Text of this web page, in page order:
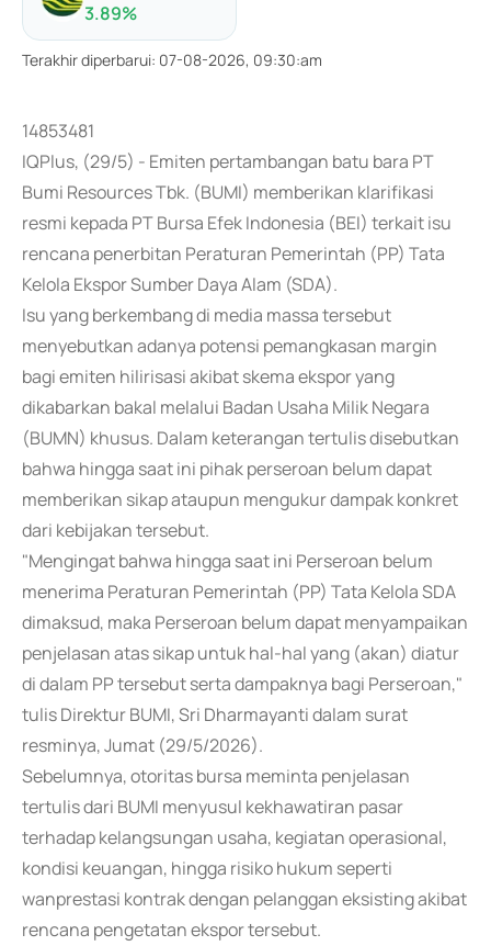
3.89%
Terakhir diperbarui: 07-08-2026, 09:30:am
14853481
IQPlus, (29/5) - Emiten pertambangan batu bara PT
Bumi Resources Tbk. (BUMI) memberikan klarifikasi
resmi kepada PT Bursa Efek Indonesia (BEI) terkait isu
rencana penerbitan Peraturan Pemerintah (PP) Tata
Kelola Ekspor Sumber Daya Alam (SDA).
Isu yang berkembang di media massa tersebut
menyebutkan adanya potensi pemangkasan margin
bagi emiten hilirisasi akibat skema ekspor yang
dikabarkan bakal melalui Badan Usaha Milik Negara
(BUMN) khusus. Dalam keterangan tertulis disebutkan
bahwa hingga saat ini pihak perseroan belum dapat
memberikan sikap ataupun mengukur dampak konkret
dari kebijakan tersebut.
"Mengingat bahwa hingga saat ini Perseroan belum
menerima Peraturan Pemerintah (PP) Tata Kelola SDA
dimaksud, maka Perseroan belum dapat menyampaikan
penjelasan atas sikap untuk hal-hal yang (akan) diatur
di dalam PP tersebut serta dampaknya bagi Perseroan,"
tulis Direktur BUMI, Sri Dharmayanti dalam surat
resminya, Jumat (29/5/2026).
Sebelumnya, otoritas bursa meminta penjelasan
tertulis dari BUMI menyusul kekhawatiran pasar
terhadap kelangsungan usaha, kegiatan operasional,
kondisi keuangan, hingga risiko hukum seperti
wanprestasi kontrak dengan pelanggan eksisting akibat
rencana pengetatan ekspor tersebut.